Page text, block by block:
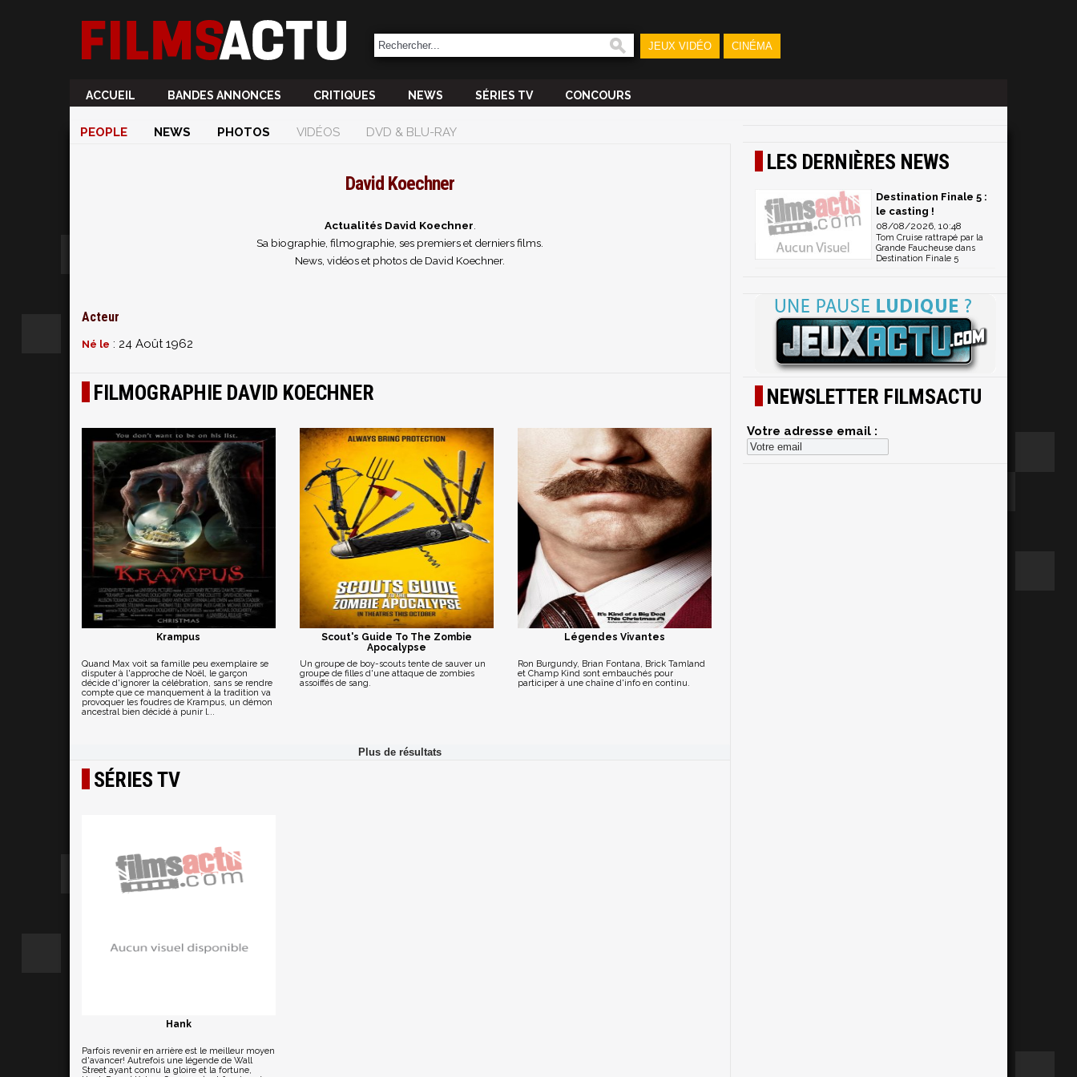
JEUX VIDÉO CINÉMA
ACCUEIL BANDES ANNONCES CRITIQUES NEWS SÉRIES TV CONCOURS
PEOPLE NEWS PHOTOS VIDÉOS DVD & BLU-RAY
David Koechner
Actualités David Koechner
Sa biographie, filmographie, ses premiers et derniers films.
News, vidéos et photos de David Koechner.
Acteur
Né le : 24 Août 1962
FILMOGRAPHIE DAVID KOECHNER
Krampus
Quand Max voit sa famille peu exemplaire se
disputer à l'approche de Noël, le garçon
décide d'ignorer la célébration, sans se rendre
compte que ce manquement à la tradition va
provoquer les foudres de Krampus, un démon
ancestral bien décidé à punir l...
Scout's Guide To The Zombie
Apocalypse
Un groupe de boy-scouts tente de sauver un
groupe de filles d'une attaque de zombies
assoiffés de sang.
Légendes Vivantes
Ron Burgundy, Brian Fontana, Brick Tamland
et Champ Kind sont embauchés pour
participer à une chaîne d'info en continu.
SÉRIES TV
Hank
Parfois revenir en arrière est le meilleur moyen
d'avancer! Autrefois une légende de Wall
Street ayant connu la gloire et la fortune,
LES DERNIÈRES NEWS
Destination Finale 5 :
le casting !
08/08/2026, 10:48
Tom Cruise rattrapé par la
Grande Faucheuse dans
Destination Finale 5
NEWSLETTER FILMSACTU
Votre adresse email :